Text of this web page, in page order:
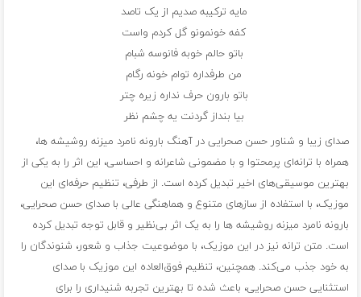
مایه ترکیبه صدیم از یک تاصد
کفه خونمونو گل کردم واست
باتو حالم خوبه فانوسه شبام
من طرفداره توام خونه رگام
باتو بارون حرف نداره زیره چتر
بیا بنداز گردنت یه چشم نظر
صدای زیبا و شناور حسن صحرایی در آهنگ بارونه نامرد میزنه روشیشه ها،
همراه با ترانه‌ای پرمحتوا و با مضمونی شاعرانه و احساسی، این اثر را به یکی از
بهترین موسیقی‌های اخیر تبدیل کرده است. از طرفی، تنظیم حرفه‌ای این
موزیک، با استفاده از سازهای متنوع و هماهنگی عالی با صدای حسن صحرایی،
بارونه نامرد میزنه روشیشه ها را به یک اثر بی‌نظیر و قابل توجه تبدیل کرده
است. متن ترانه نیز در این موزیک، با موضوعیت جذاب و شعور، شنوندگان را
به خود جذب می‌کند. همچنین، تنظیم فوق‌العاده این موزیک با صدای
استثنایی حسن صحرایی، باعث شده تا بهترین تجربه شنیداری را برای